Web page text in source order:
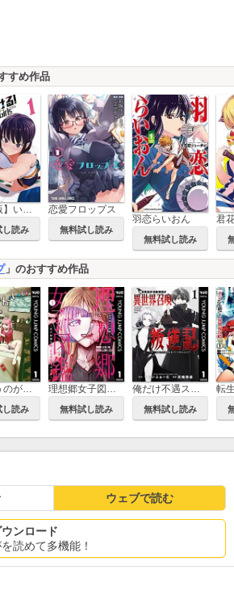
すめ作品
【新装版】いわかける! ―Climbing Girls―
し読み
恋愛フロップス
無料試し読み
羽恋らいおん
無料試し読み
」のおすすめ作品
こういうのがいい
し読み
理想郷女子図鑑～私の結婚生活、とっても幸せです～
無料試し読み
俺だけ不遇スキルの異世界召喚叛逆記～最弱スキル【吸収】が全てを飲み込むまで～
無料試し読み
ウェブで読む
ンロード
読めて多機能！